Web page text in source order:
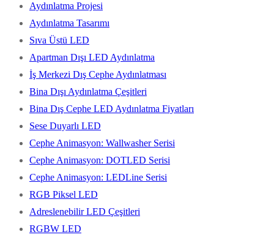
Aydınlatma Projesi
Aydınlatma Tasarımı
Sıva Üstü LED
Apartman Dışı LED Aydınlatma
İş Merkezi Dış Cephe Aydınlatması
Bina Dışı Aydınlatma Çeşitleri
Bina Dış Cephe LED Aydınlatma Fiyatları
Sese Duyarlı LED
Cephe Animasyon: Wallwasher Serisi
Cephe Animasyon: DOTLED Serisi
Cephe Animasyon: LEDLine Serisi
RGB Piksel LED
Adreslenebilir LED Çeşitleri
RGBW LED